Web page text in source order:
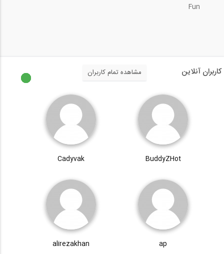
Fun
کاربران آنلاین مشاهده تمام کاربران
BuddyZHot
Cadyvak
ap
alirezakhan